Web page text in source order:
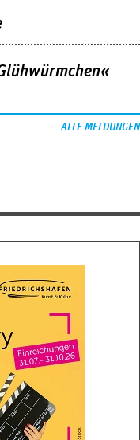
ALLE MELDUNGEN